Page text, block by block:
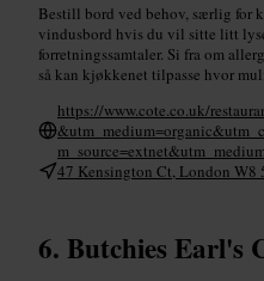
Bestill bord ved behov, særlig for
vindusbord hvis du vil sitte litt
forretningssamtaler. Si fra om
så kan kjøkkenet tilpasse hvor
https://www.cote.co.uk/
47 Kensington Ct, London W8
Butchies Earl's